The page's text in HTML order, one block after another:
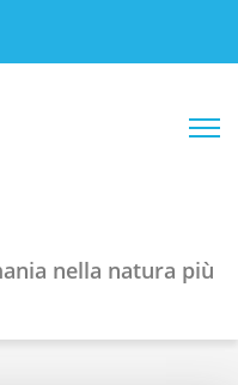
nella natura più